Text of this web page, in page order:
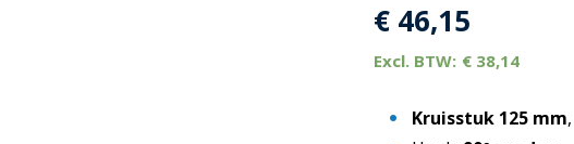
€ 46,15
€ 38,14
Kruisstuk 125 mm